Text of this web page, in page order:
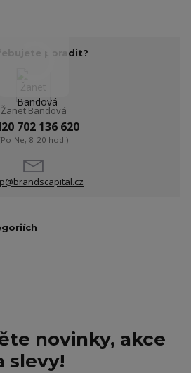
poradit?
Žanet Bandová
702 136 620
Ne, 8-20 hod.)
novinky, akce
slevy!